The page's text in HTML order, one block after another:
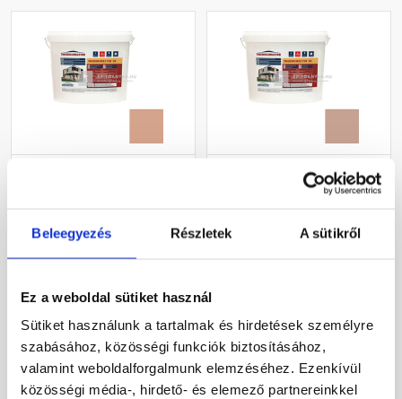
Beleegyezés Részletek A sütikről
Ez a weboldal sütiket használ
Sütiket használunk a tartalmak és hirdetések személyre
szabásához, közösségi funkciók biztosításához,
valamint weboldalforgalmunk elemzéséhez. Ezenkívül
közösségi média-, hirdető- és elemező partnereinkkel
mm 12-C 25 kg
Gyártói készleten
30 660 Ft/ db
Megnézem
Thermomaster szilikon
mm 13-C 25 kg
Gyártói készleten
Megnézem